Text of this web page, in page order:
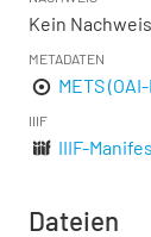
Kein
METADATEN
METS
IIIF
IIIF-
Dateien